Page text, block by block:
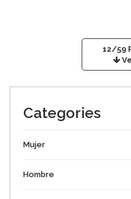
12/59
Categories
Mujer
Hombre